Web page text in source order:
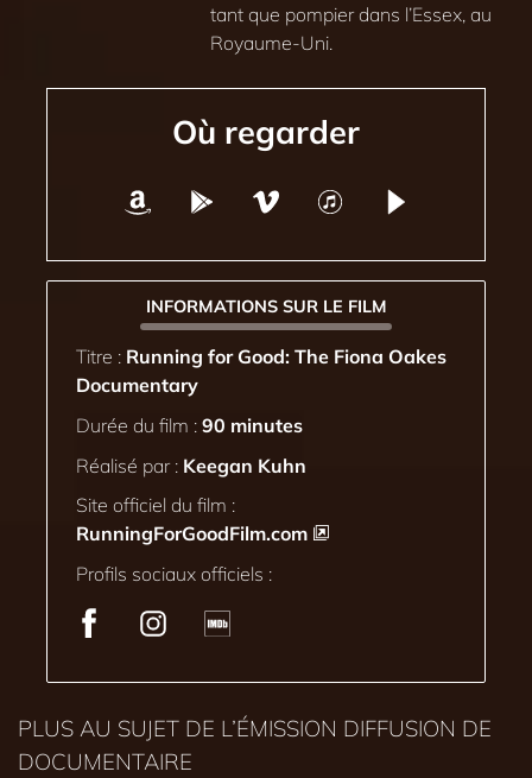
tant que pompier dans l’Essex, au
Royaume-Uni.
Où regarder
INFORMATIONS SUR LE FILM
Titre : Running for Good: The Fiona Oakes
Documentary
Durée du film : 90 minutes
Réalisé par : Keegan Kuhn
Site officiel du film :
RunningForGoodFilm.com
Profils sociaux officiels :
PLUS AU SUJET DE L’ÉMISSION DIFFUSION DE
DOCUMENTAIRE